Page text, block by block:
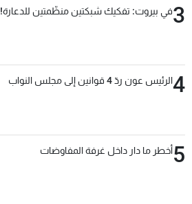
3في بيروت: تفكيك شبكتين منظّمتين للدعارة!
4الرئيس عون ردّ 4 قوانين إلى مجلس النواب
5أخطر ما دار داخل غرفة المفاوضات